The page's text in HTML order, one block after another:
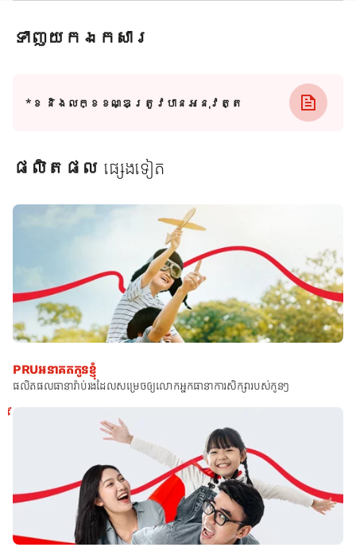
ទាញយកឯកសារ
*ខ​ និងលក្ខខណ្ឌត្រូវបានអនុវត្ត
ផលិតផល ផ្សេងទៀត
PRUអនាគតកូនខ្ញុំ
ផលិតផលធានារ៉ាប់រងដែលសម្រេចឲ្យលោកអ្នកធានាការសិក្សារបស់កូនៗ